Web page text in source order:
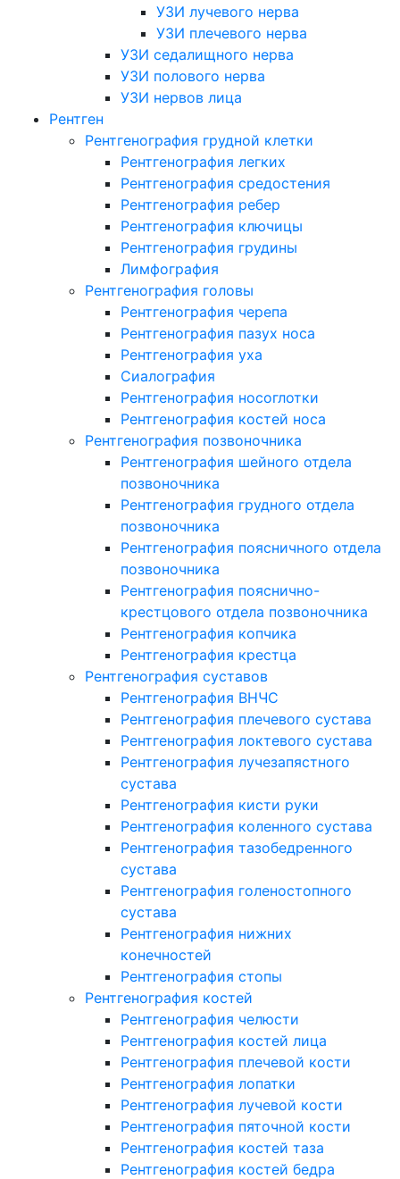
УЗИ лучевого нерва
УЗИ плечевого нерва
УЗИ седалищного нерва
УЗИ полового нерва
УЗИ нервов лица
Рентген
Рентгенография грудной клетки
Рентгенография легких
Рентгенография средостения
Рентгенография ребер
Рентгенография ключицы
Рентгенография грудины
Лимфография
Рентгенография головы
Рентгенография черепа
Рентгенография пазух носа
Рентгенография уха
Сиалография
Рентгенография носоглотки
Рентгенография костей носа
Рентгенография позвоночника
Рентгенография шейного отдела
позвоночника
Рентгенография грудного отдела
позвоночника
Рентгенография поясничного отдела
позвоночника
Рентгенография пояснично-
крестцового отдела позвоночника
Рентгенография копчика
Рентгенография крестца
Рентгенография суставов
Рентгенография ВНЧС
Рентгенография плечевого сустава
Рентгенография локтевого сустава
Рентгенография лучезапястного
сустава
Рентгенография кисти руки
Рентгенография коленного сустава
Рентгенография тазобедренного
сустава
Рентгенография голеностопного
сустава
Рентгенография нижних
конечностей
Рентгенография стопы
Рентгенография костей
Рентгенография челюсти
Рентгенография костей лица
Рентгенография плечевой кости
Рентгенография лопатки
Рентгенография лучевой кости
Рентгенография пяточной кости
Рентгенография костей таза
Рентгенография костей бедра